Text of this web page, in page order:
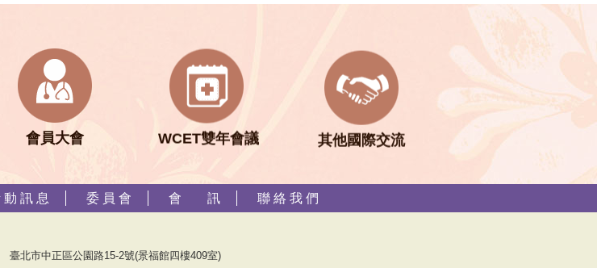
會員大會 WCET雙年會議 其他國際交流
動 訊 息 委 員 會 會 訊 聯 絡 我 們
臺北市中正區公園路15-2號(景福館四樓409室)